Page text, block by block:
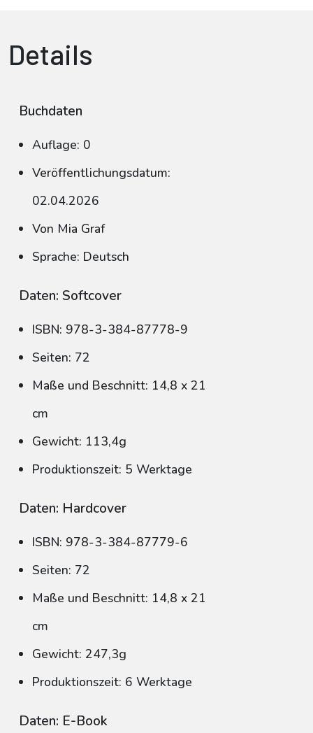
Details
Buchdaten
Auflage: 0
Veröffentlichungsdatum:
02.04.2026
Von Mia Graf
Sprache: Deutsch
Daten: Softcover
ISBN: 978-3-384-87778-9
Seiten: 72
Maße und Beschnitt: 14,8 x 21
cm
Gewicht: 113,4g
Produktionszeit: 5 Werktage
Daten: Hardcover
ISBN: 978-3-384-87779-6
Seiten: 72
Maße und Beschnitt: 14,8 x 21
cm
Gewicht: 247,3g
Produktionszeit: 6 Werktage
Daten: E-Book